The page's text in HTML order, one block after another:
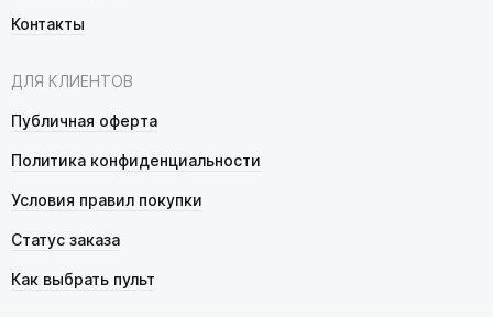
Контакты
ДЛЯ КЛИЕНТОВ
Публичная оферта
Политика конфиденциальности
Условия правил покупки
Статус заказа
Как выбрать пульт